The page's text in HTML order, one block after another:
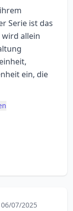
Serie ist das
wird allein
ein, die
07/2025